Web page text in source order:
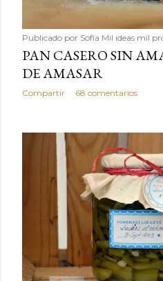
Publicado por Sofía Mil ideas mil
PAN CASERO SIN
DE AMASAR
Compartir 68 comentarios